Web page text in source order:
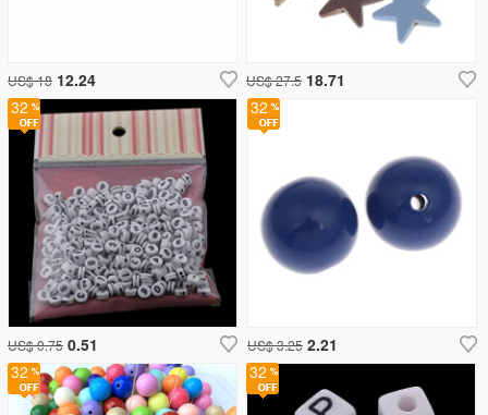
32
US$ 18 12.24 US$ 27.5 18.71
32
US$ 0.75 0.51
32
32
US$ 3.25 2.21